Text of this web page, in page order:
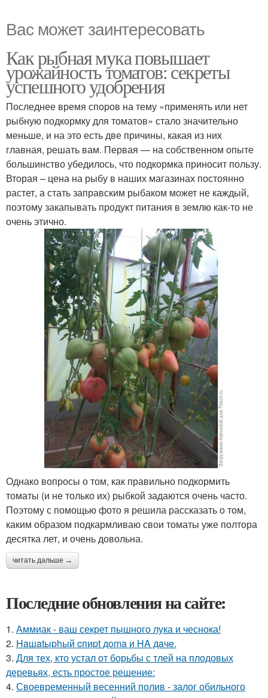
Вас может заинтересовать
Как рыбная мука повышает
урожайность томатов: секреты
успешного удобрения
Последнее время споров на тему «применять или нет
рыбную подкормку для томатов» стало значительно
меньше, и на это есть две причины, какая из них
главная, решать вам. Первая — на собственном опыте
большинство убедилось, что подкормка приносит пользу.
Вторая – цена на рыбу в наших магазинах постоянно
растет, а стать заправским рыбаком может не каждый,
поэтому закапывать продукт питания в землю как-то не
очень этично.
Однако вопросы о том, как правильно подкормить
томаты (и не только их) рыбкой задаются очень часто.
Поэтому с помощью фото я решила рассказать о том,
каким образом подкармливаю свои томаты уже полтора
десятка лет, и очень довольна.
читать дальше →
Последние обновления на сайте:
1. Аммиак - ваш секрет пышного лука и чеснока!
2. Haшatыphый cпиpt дoma и HA дaчe.
3. Для тех, кто устал от борьбы с тлей на плодовых
деревьях, есть простое решение:
4. Своевременный весенний полив - залог обильного